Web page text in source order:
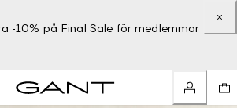
-10% på Final Sale för medlemmar